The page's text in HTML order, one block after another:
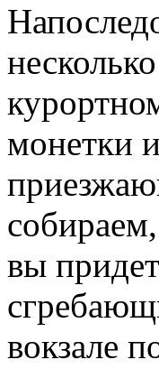
монетки
вы
вокзале